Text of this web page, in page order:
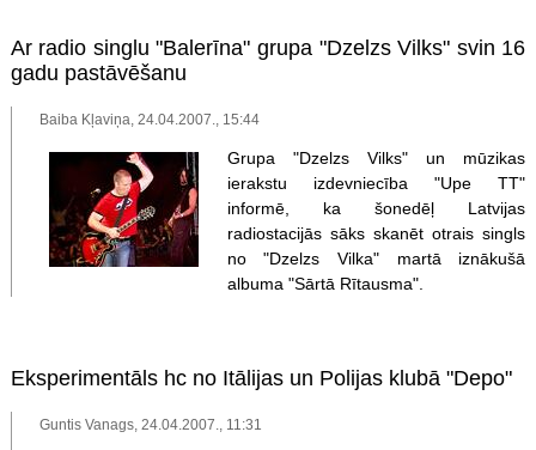
Ar radio singlu "Balerīna" grupa "Dzelzs Vilks" svin 16
gadu pastāvēšanu
Baiba Kļaviņa, 24.04.2007., 15:44
Grupa "Dzelzs Vilks" un mūzikas
ierakstu izdevniecība "Upe TT"
informē, ka šonedēļ Latvijas
radiostacijās sāks skanēt otrais singls
no "Dzelzs Vilka" martā iznākušā
albuma "Sārtā Rītausma".
Eksperimentāls hc no Itālijas un Polijas klubā "Depo"
Guntis Vanags, 24.04.2007., 11:31